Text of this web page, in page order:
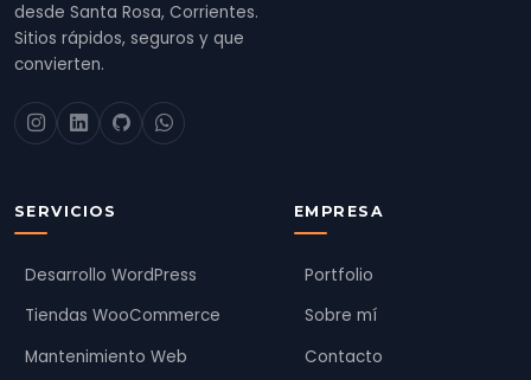
desde Santa Rosa, Corrientes.
Sitios rápidos, seguros y que
convierten.
SERVICIOS
Desarrollo WordPress
Tiendas WooCommerce
Mantenimiento Web
EMPRESA
Portfolio
Sobre mí
Contacto